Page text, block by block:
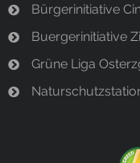
Bürgerinitiative
Buergerinitiative
Grüne Liga